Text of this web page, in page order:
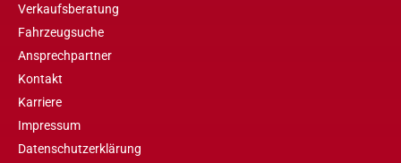
Verkaufsberatung
Fahrzeugsuche
Ansprechpartner
Kontakt
Karriere
Impressum
Datenschutzerklärung